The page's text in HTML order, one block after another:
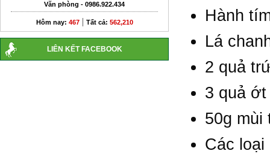
Văn phòng - 0986.922.434
Hôm nay: 467| Tất cả: 562,210
LIÊN KẾT FACEBOOK
Hành
Lá
2 quả
3 quả
50g mùi
Các loại